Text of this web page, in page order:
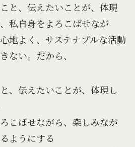
と、伝えたいことが、体現
私自身をよろこばせなが
地よく、サステナブルな活動
ない。だから、
、伝えたいことが、体現し
こばせながら、楽しみなが
ようにする